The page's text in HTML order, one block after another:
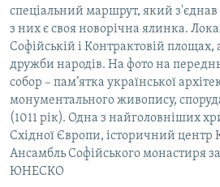
спеціальний маршрут, який з'єднав
з них є своя новорічна ялинка.
Софійській і Контрактовій площах,
дружби народів. На фото на
собор – пам’ятка української
монументального живопису,
(1011 рік). Одна з найголовніших
Східної Європи, історичний центр
Ансамбль Софійського монастиря
ЮНЕСКО